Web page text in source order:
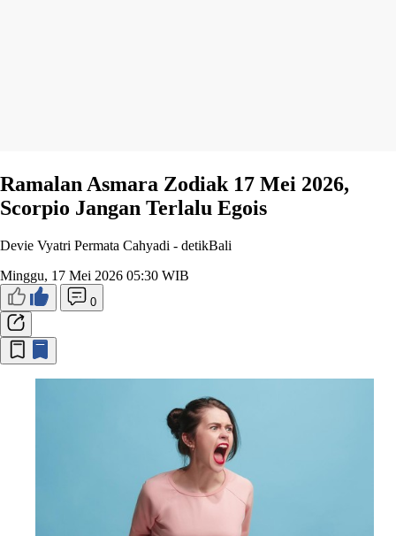
Ramalan Asmara Zodiak 17 Mei 2026,
Scorpio Jangan Terlalu Egois
Devie Vyatri Permata Cahyadi - detikBali
Minggu, 17 Mei 2026 05:30 WIB
0